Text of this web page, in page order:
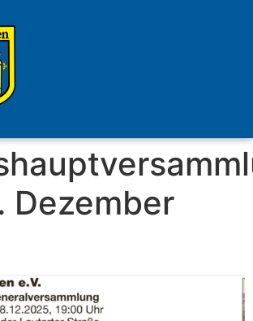
Dezember